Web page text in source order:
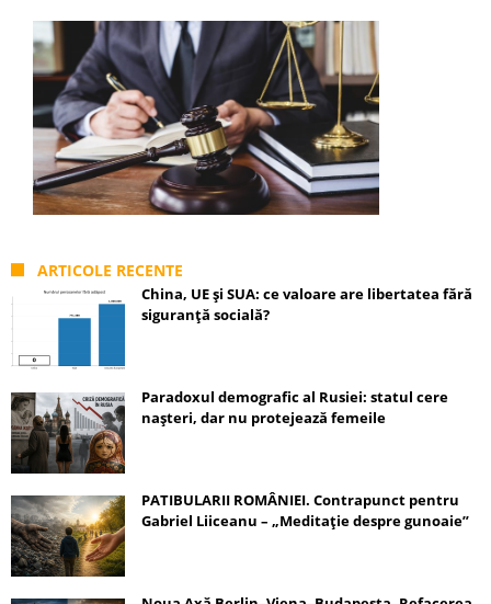
ARTICOLE RECENTE
China, UE și SUA: ce valoare are libertatea fără
siguranță socială?
Paradoxul demografic al Rusiei: statul cere
nașteri, dar nu protejează femeile
PATIBULARII ROMÂNIEI. Contrapunct pentru
Gabriel Liiceanu – „Meditație despre gunoaie”